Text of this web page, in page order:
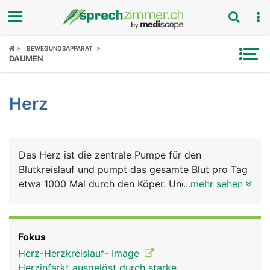
Fokus
Symptome
News
Rubriken
BEWEGUNGSAPPARAT
DAUMEN
Herz
Das Herz ist die zentrale Pumpe für den
Blutkreislauf und pumpt das gesamte Blut pro Tag
etwa 1000 Mal durch den Köper. Unermüdlich
lebensnotwendigen Sauerstoff bilden Herz und
Lunge eine funktionelle Einheit. Man kann sich das
...mehr sehen
Fokus
Herz-Herzkreislauf- Image
Herzinfarkt ausgelöst durch starke